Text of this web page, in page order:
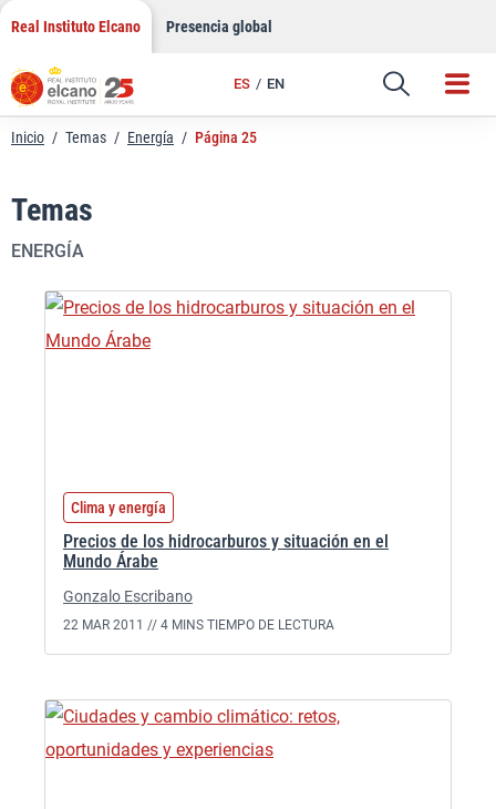
Saltar
contenido
Real Instituto Elcano Presencia global
ES EN
Inicio / Temas / Energía / Página 25
Temas
ENERGÍA
Clima y energía
Precios de los hidrocarburos y situación en el
Mundo Árabe
Gonzalo Escribano
22 MAR 2011 // 4 MINS TIEMPO DE LECTURA